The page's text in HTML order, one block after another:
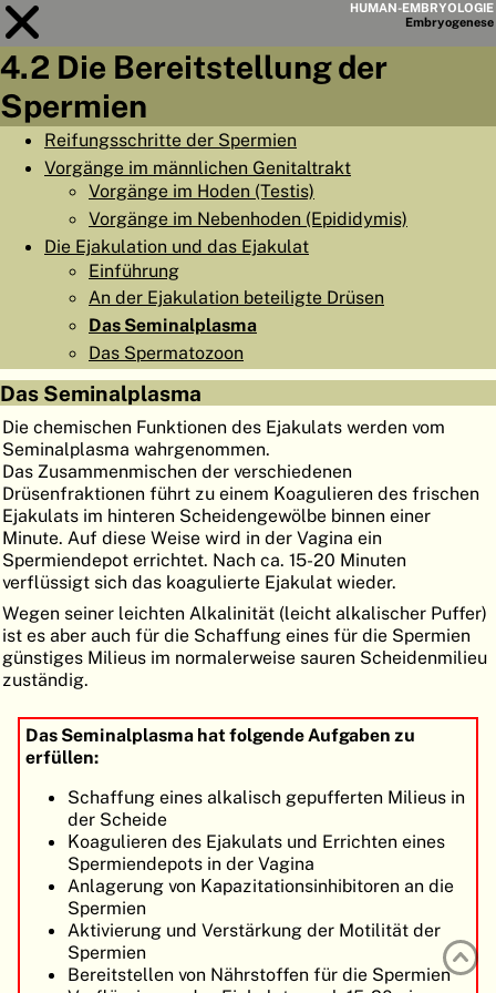
HUMAN-EMBRYOLOGIE
Embryogenese
KAPITELLISTE
LERNZIELE
ABSTRAKT
EMBRYOGENESE
ORGANOGENESE
ATLASEMBRYOLOGY
SUCHEN
HILFE
4.2 Die Bereitstellung der
Spermien
Reifungsschritte der Spermien
Vorgänge im männlichen Genitaltrakt
Vorgänge im Hoden (Testis)
Vorgänge im Nebenhoden (Epididymis)
Die Ejakulation und das Ejakulat
Einführung
An der Ejakulation beteiligte Drüsen
Das Seminalplasma
Das Spermatozoon
Das Seminalplasma
Die chemischen Funktionen des Ejakulats werden vom
Seminalplasma wahrgenommen.
Das Zusammenmischen der verschiedenen
Drüsenfraktionen führt zu einem Koagulieren des frischen
Ejakulats im hinteren Scheidengewölbe binnen einer
Minute. Auf diese Weise wird in der Vagina ein
Spermiendepot errichtet. Nach ca. 15-20 Minuten
verflüssigt sich das koagulierte Ejakulat wieder.
Wegen seiner leichten Alkalinität (leicht alkalischer Puffer)
ist es aber auch für die Schaffung eines für die Spermien
günstiges Milieus im normalerweise sauren Scheidenmilieu
zuständig.
Das Seminalplasma hat folgende Aufgaben zu
erfüllen:
Schaffung eines alkalisch gepufferten Milieus in
der Scheide
Koagulieren des Ejakulats und Errichten eines
Spermiendepots in der Vagina
Anlagerung von Kapazitationsinhibitoren an die
Spermien
Aktivierung und Verstärkung der Motilität der
Spermien
Bereitstellen von Nährstoffen für die Spermien